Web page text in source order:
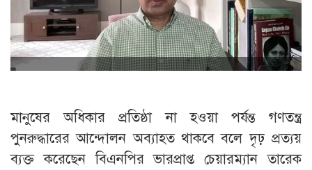
মানুষের অধিকার প্রতিষ্ঠা না হওয়া পর্যন্ত গণতন্ত্র
পুনরুদ্ধারের আন্দোলন অব্যাহত থাকবে বলে দৃঢ় প্রত্যয়
ব্যক্ত করেছেন বিএনপির ভারপ্রাপ্ত চেয়ারম্যান তারেক